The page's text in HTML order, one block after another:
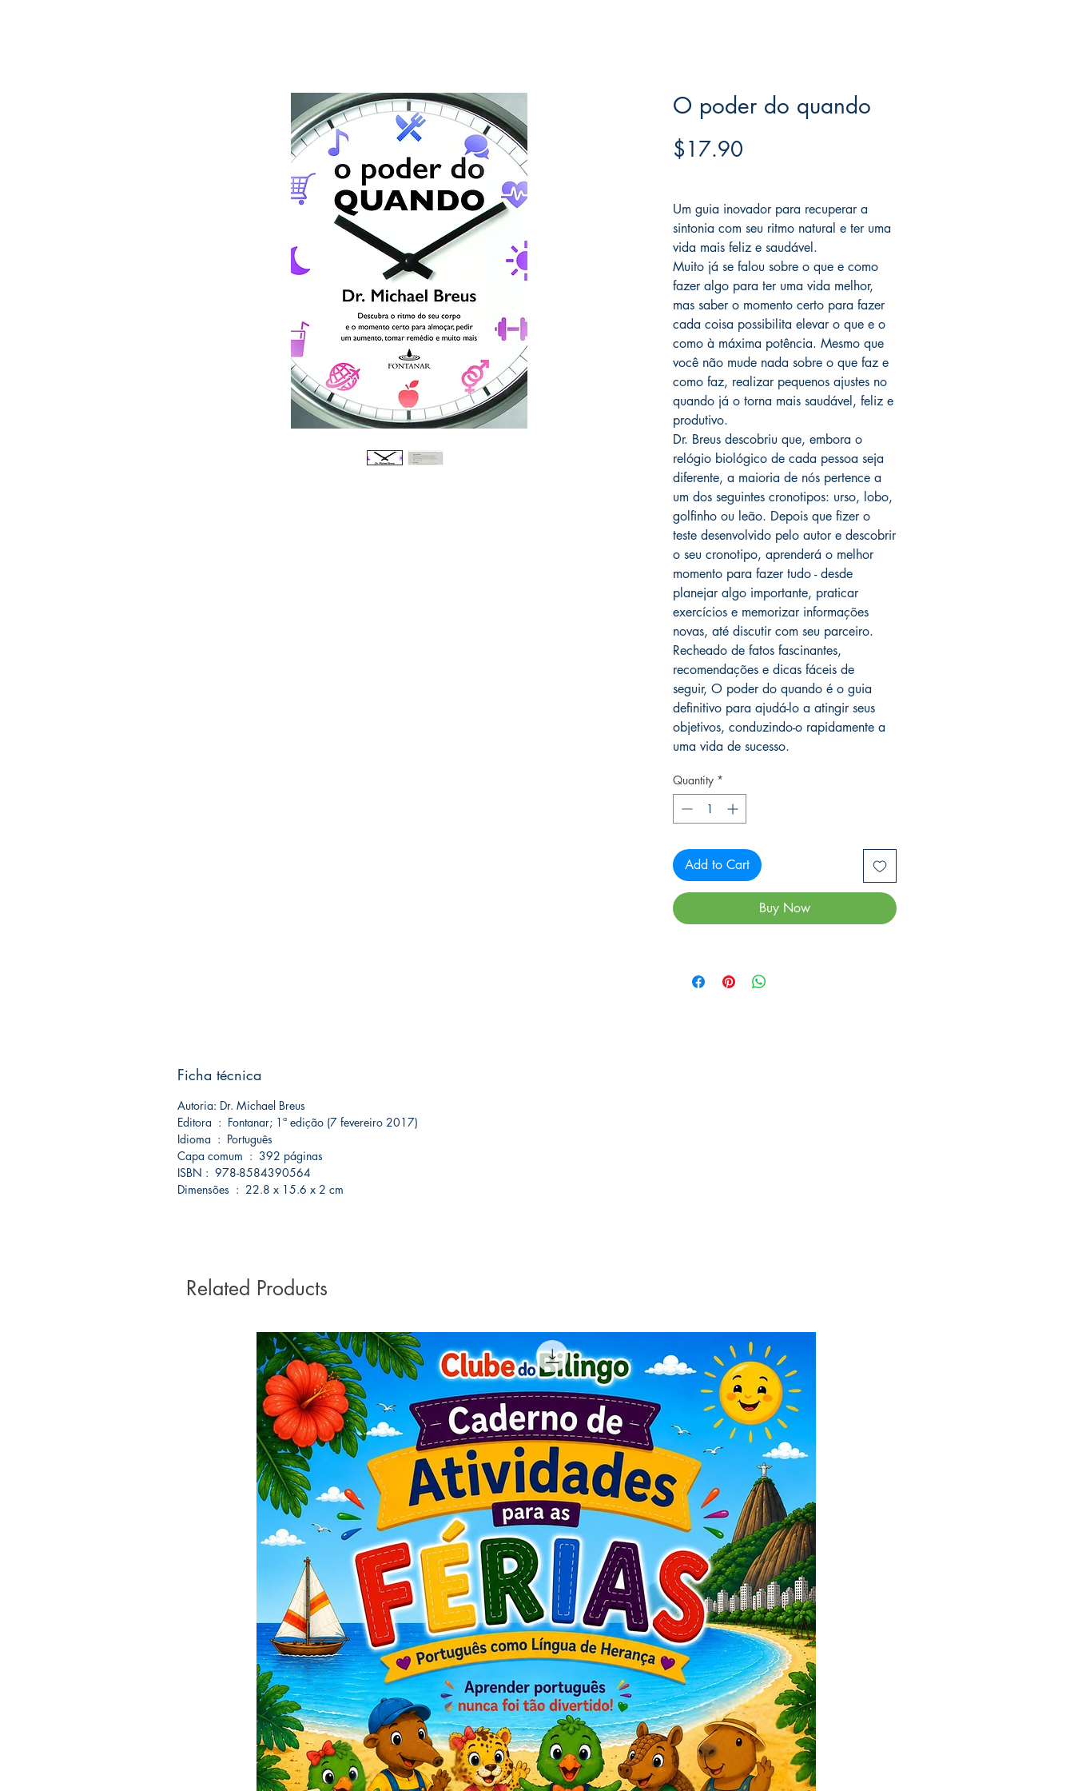
O poder do quando
$17.90
Um guia inovador para recuperar a
sintonia com seu ritmo natural e ter uma
vida mais feliz e saudável.
Muito já se falou sobre o que e como
fazer algo para ter uma vida melhor,
mas saber o momento certo para fazer
cada coisa possibilita elevar o que e o
como à máxima potência. Mesmo que
você não mude nada sobre o que faz e
como faz, realizar pequenos ajustes no
quando já o torna mais saudável, feliz e
produtivo.
Dr. Breus descobriu que, embora o
relógio biológico de cada pessoa seja
diferente, a maioria de nós pertence a
um dos seguintes cronotipos: urso, lobo,
golfinho ou leão. Depois que fizer o
teste desenvolvido pelo autor e descobrir
o seu cronotipo, aprenderá o melhor
momento para fazer tudo - desde
planejar algo importante, praticar
exercícios e memorizar informações
novas, até discutir com seu parceiro.
Recheado de fatos fascinantes,
recomendações e dicas fáceis de
seguir, O poder do quando é o guia
definitivo para ajudá-lo a atingir seus
objetivos, conduzindo-o rapidamente a
uma vida de sucesso.
Quantity *
Add to Cart
Buy Now
Ficha técnica
Autoria: Dr. Michael Breus
Editora ‏ : ‎ Fontanar; 1ª edição (7 fevereiro 2017)
Idioma ‏ : ‎ Português
Capa comum ‏ : ‎ 392 páginas
ISBN‏ : ‎ 978-8584390564
Dimensões ‏ : ‎ 22.8 x 15.6 x 2 cm
Related Products